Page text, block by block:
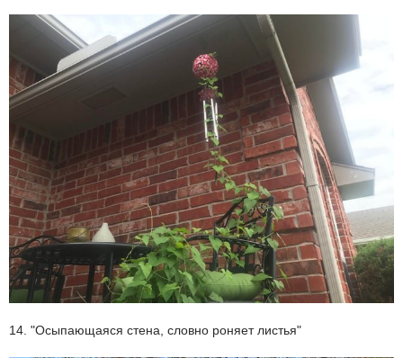
14. "Осыпающаяся стена, словно роняет листья"